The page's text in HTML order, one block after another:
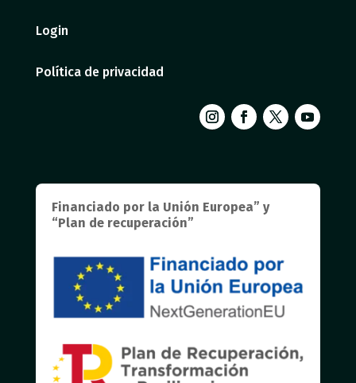
Login
Política de privacidad
Financiado por la Unión Europea” y
“Plan de recuperación”